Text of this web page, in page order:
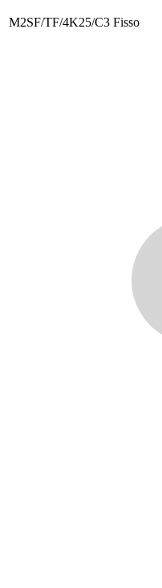
M2SF/TF/4K25/C3 Fisso